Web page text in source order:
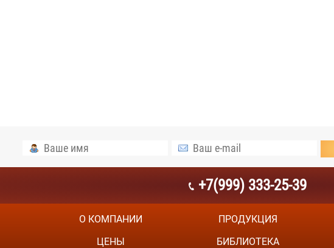
+7(999) 333-25-39
О КОМПАНИИ
ЦЕНЫ
ПРОДУКЦИЯ
БИБЛИОТЕКА